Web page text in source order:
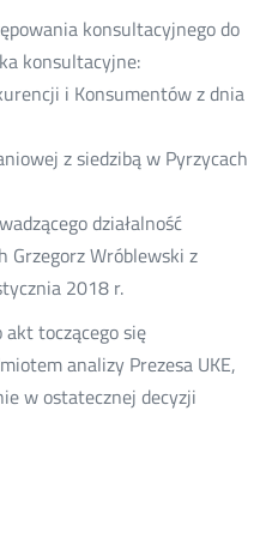
konsultacyjnego do
konsultacyjne:
i Konsumentów z dnia
z siedzibą w Pyrzycach
działalność
Grzegorz Wróblewski z
2018 r.
akt toczącego się
analizy Prezesa UKE,
w ostatecznej decyzji